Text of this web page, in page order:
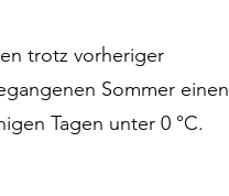
trotz vorheriger
Sommer einen
Tagen unter 0 °C.